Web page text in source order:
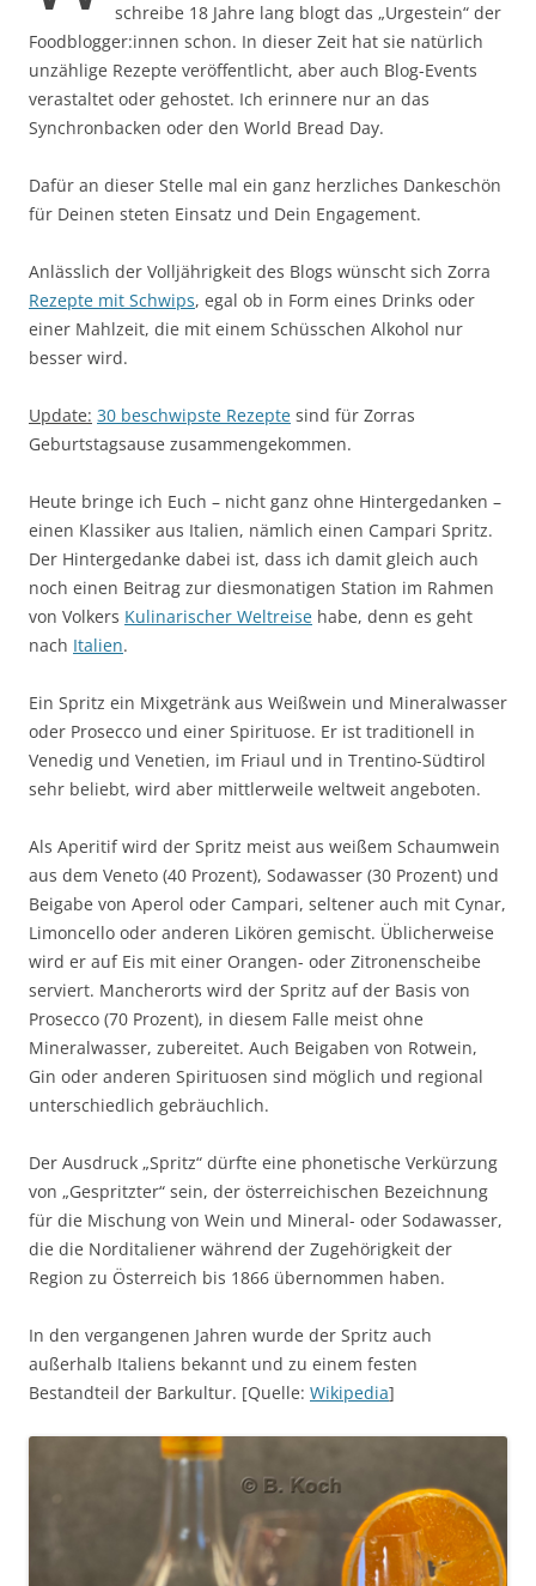
schreibe 18 Jahre lang blogt das „Urgestein“ der
Foodblogger:innen schon. In dieser Zeit hat sie natürlich
unzählige Rezepte veröffentlicht, aber auch Blog-Events
verastaltet oder gehostet. Ich erinnere nur an das
Synchronbacken oder den World Bread Day.
Dafür an dieser Stelle mal ein ganz herzliches Dankeschön
für Deinen steten Einsatz und Dein Engagement.
Anlässlich der Volljährigkeit des Blogs wünscht sich Zorra
Rezepte mit Schwips, egal ob in Form eines Drinks oder
einer Mahlzeit, die mit einem Schüsschen Alkohol nur
besser wird.
Update: 30 beschwipste Rezepte sind für Zorras
Geburtstagsause zusammengekommen.
Heute bringe ich Euch – nicht ganz ohne Hintergedanken –
einen Klassiker aus Italien, nämlich einen Campari Spritz.
Der Hintergedanke dabei ist, dass ich damit gleich auch
noch einen Beitrag zur diesmonatigen Station im Rahmen
von Volkers Kulinarischer Weltreise habe, denn es geht
nach Italien.
Ein Spritz ein Mixgetränk aus Weißwein und Mineralwasser
oder Prosecco und einer Spirituose. Er ist traditionell in
Venedig und Venetien, im Friaul und in Trentino-Südtirol
sehr beliebt, wird aber mittlerweile weltweit angeboten.
Als Aperitif wird der Spritz meist aus weißem Schaumwein
aus dem Veneto (40 Prozent), Sodawasser (30 Prozent) und
Beigabe von Aperol oder Campari, seltener auch mit Cynar,
Limoncello oder anderen Likören gemischt. Üblicherweise
wird er auf Eis mit einer Orangen- oder Zitronenscheibe
serviert. Mancherorts wird der Spritz auf der Basis von
Prosecco (70 Prozent), in diesem Falle meist ohne
Mineralwasser, zubereitet. Auch Beigaben von Rotwein,
Gin oder anderen Spirituosen sind möglich und regional
unterschiedlich gebräuchlich.
Der Ausdruck „Spritz“ dürfte eine phonetische Verkürzung
von „Gespritzter“ sein, der österreichischen Bezeichnung
für die Mischung von Wein und Mineral- oder Sodawasser,
die die Norditaliener während der Zugehörigkeit der
Region zu Österreich bis 1866 übernommen haben.
In den vergangenen Jahren wurde der Spritz auch
außerhalb Italiens bekannt und zu einem festen
Bestandteil der Barkultur. [Quelle: Wikipedia]